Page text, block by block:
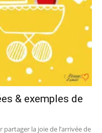
& exemples de
la joie de l’arrivée de